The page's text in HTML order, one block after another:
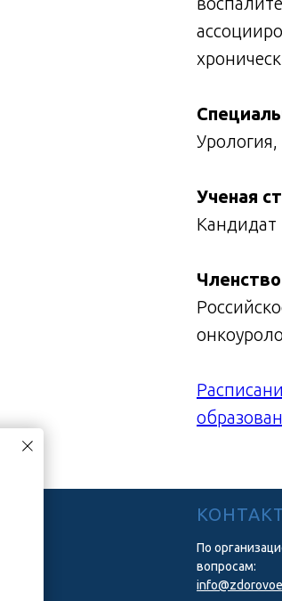
Урология,
Ученая
Кандидат
По
вопросам: